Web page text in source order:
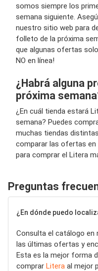
somos siempre los
semana siguiente.
nuestro sitio web para
folleto de la próxima
que algunas ofertas
NO en línea!
¿Habrá alguna
próxima
¿En cuál tienda estará
semana? Puedes
muchas tiendas
comparar las ofertas
para comprar el Litera
Preguntas
¿En dónde puedo
Consulta el catálogo en
las últimas ofertas y
Esta es la mejor forma
comprar Litera al mejor